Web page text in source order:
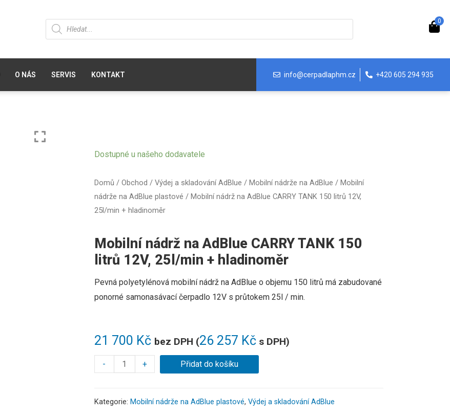
0
O NÁS SERVIS KONTAKT info@cerpadlaphm.cz +420 605 294 935
Domů / Obchod / Výdej a skladování AdBlue / Mobilní nádrže na AdBlue / Mobilní
nádrže na AdBlue plastové / Mobilní nádrž na AdBlue CARRY TANK 150 litrů 12V,
25l/min + hladinoměr
Mobilní nádrž na AdBlue CARRY TANK 150
litrů 12V, 25l/min + hladinoměr
21 700 Kč bez DPH (26 257 Kčs DPH)
Pevná polyetylénová mobilní nádrž na AdBlue o objemu 150 litrů má zabudované
ponorné samonasávací čerpadlo 12V s průtokem25l / min.
Dostupné u našeho dodavatele
- + Přidat do košíku
Kategorie: Mobilní nádrže na AdBlue plastové, Výdej a skladování AdBlue